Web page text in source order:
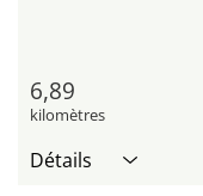
6,89
kilomètres
Détails